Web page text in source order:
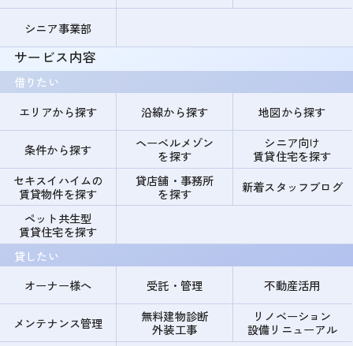
シニア事業部
サービス内容
借りたい
エリアから探す
沿線から探す 地図から探す
条件から探す
ヘーベルメゾン
を探す
シニア向け
賃貸住宅を探す
セキスイハイムの
賃貸物件を探す
貸店舗・事務所
を探す
新着スタッフブログ
ペット共生型
賃貸住宅を探す
貸したい
オーナー様へ
受託・管理 不動産活用
メンテナンス管理
無料建物診断
外装工事
リノベーション
設備リニューアル